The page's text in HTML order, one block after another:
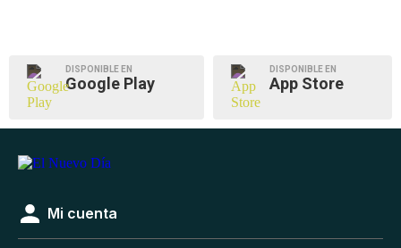
DISPONIBLE EN
Google Play
DISPONIBLE EN
App Store
Mi cuenta